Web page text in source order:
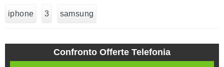
iphone 3 samsung
Confronto Offerte Telefonia